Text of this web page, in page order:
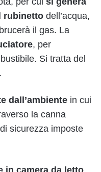
rubinetto dell’acqua,
il gas. La
, per
Si tratta del
dall’ambiente in cui
la canna
sicurezza imposte